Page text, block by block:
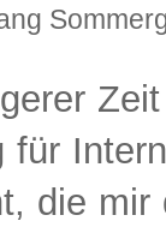
für
die mir